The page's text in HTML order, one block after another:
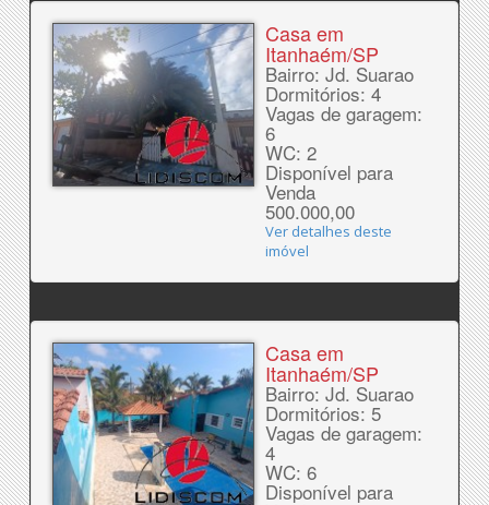
Casa em
Itanhaém/SP
Bairro: Jd. Suarao
Dormitórios: 4
Vagas de garagem:
6
WC: 2
Disponível para
Venda
500.000,00
Ver detalhes deste
imóvel
Casa em
Itanhaém/SP
Bairro: Jd. Suarao
Dormitórios: 5
Vagas de garagem:
4
WC: 6
Disponível para